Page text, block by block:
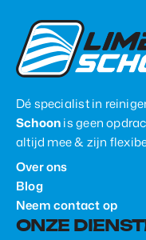
Dé specialist in
Schoonis geen
altijd mee & zijn
Over ons
Blog
Neem contact op
ONZE